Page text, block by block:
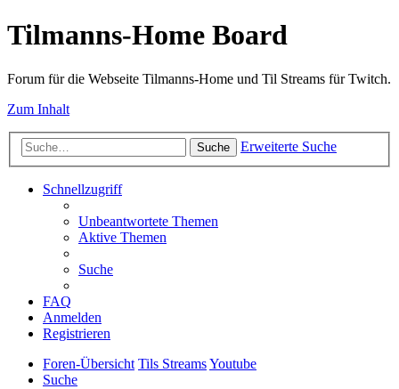
Tilmanns-Home Board
Forum für die Webseite Tilmanns-Home und Til Streams für Twitch.
Zum Inhalt
Suche Erweiterte Suche
Schnellzugriff
Unbeantwortete Themen
Aktive Themen
Suche
FAQ
Anmelden
Registrieren
Foren-Übersicht Tils StreamsYoutube
Suche